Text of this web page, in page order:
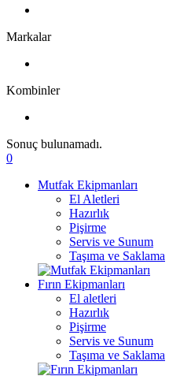
Markalar
Kombinler
Sonuç bulunamadı.
0
Mutfak Ekipmanları
El Aletleri
Hazırlık
Pişirme
Servis ve Sunum
Taşıma ve Saklama
Fırın Ekipmanları
El aletleri
Hazırlık
Pişirme
Servis ve Sunum
Taşıma ve Saklama